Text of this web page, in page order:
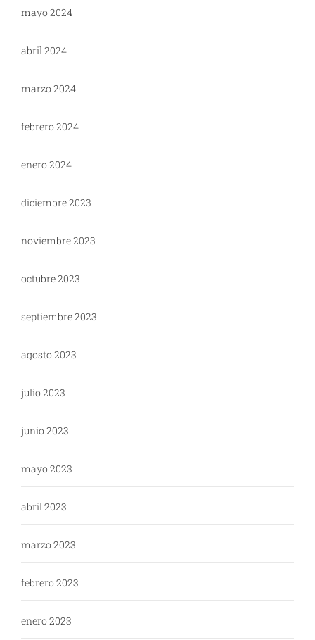
mayo 2024
abril 2024
marzo 2024
febrero 2024
enero 2024
diciembre 2023
noviembre 2023
octubre 2023
septiembre 2023
agosto 2023
julio 2023
junio 2023
mayo 2023
abril 2023
marzo 2023
febrero 2023
enero 2023